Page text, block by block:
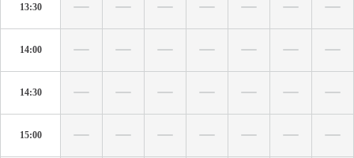
13:30
14:00
14:30
15:00